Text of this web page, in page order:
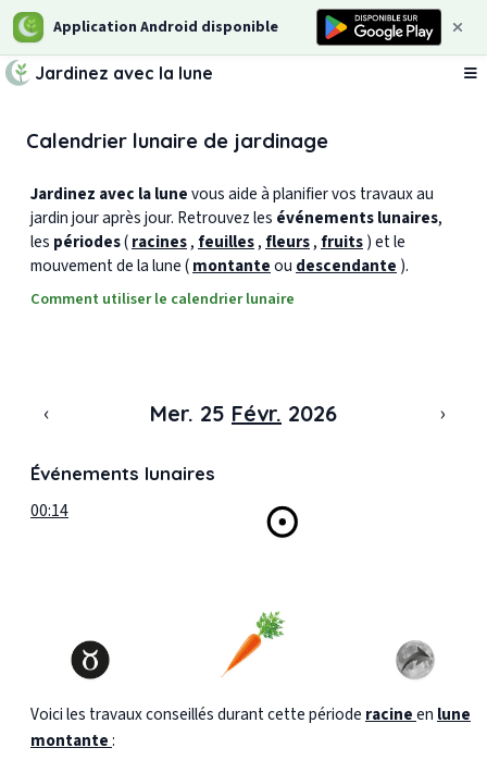
Application Android disponible
Jardinez avec la lune
Calendrier lunaire de jardinage
Jardinez avec la lunevous aide à planifier vos travaux au
jardin jour après jour. Retrouvez les événements lunaires,
les périodes(racines, feuilles, fleurs, fruits) et le
mouvement de la lune (montanteou descendante ).
Comment utiliser le calendrier lunaire
‹ Mer. 25 Févr. 2026 ›
Événements lunaires
00:14
Voici les travaux conseillés durant cette période racineen lune
montante: